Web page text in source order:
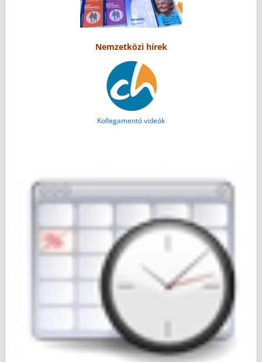
Nemzetközi hírek
Kollegamentó videók